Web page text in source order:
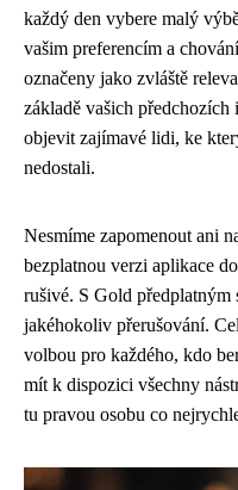
každý den vybere malý
vašim preferencím a
označeny jako zvláště
základě vašich
objevit zajímavé lidi, ke
nedostali.
Nesmíme zapomenout ani
bezplatnou verzi aplikace
rušivé. S Gold
jakéhokoliv přerušování.
volbou pro každého, kdo
mít k dispozici všechny
tu pravou osobu co